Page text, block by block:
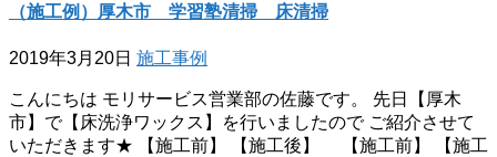
（施工例）厚木市 学習塾清掃 床清掃
2019年3月20日 施工事例
こんにちは モリサービス営業部の佐藤です。 先日【厚木
市】で【床洗浄ワックス】を行いましたので ご紹介させて
いただきます★ 【施工前】 【施工後】 【施工前】 【施工